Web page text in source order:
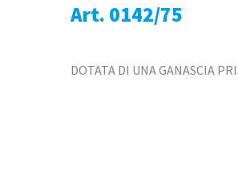
Art. 0142/75
DOTATA DI UNA GANASCIA